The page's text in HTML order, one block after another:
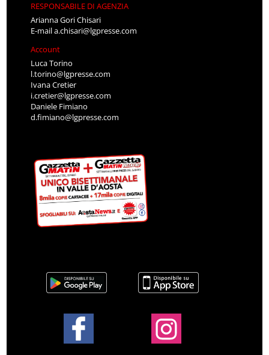
RESPONSABILE DI AGENZIA
Arianna Gori Chisari
E-maila.chisari@lgpresse.com
Account
Luca Torino
l.torino@lgpresse.com
Ivana Cretier
i.cretier@lgpresse.com
Daniele Fimiano
d.fimiano@lgpresse.com